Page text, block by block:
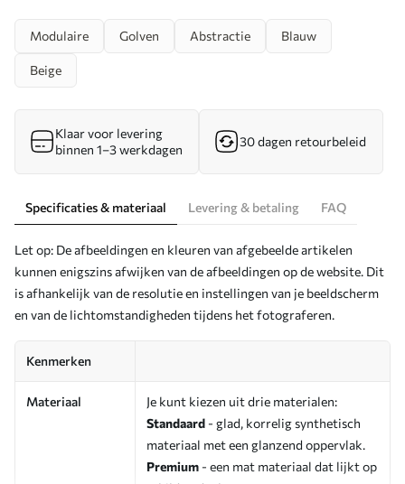
Modulaire Golven Abstractie Blauw
Beige
Klaar voor levering
binnen 1–3 werkdagen
30 dagen retourbeleid
Specificaties & materiaal Levering & betaling FAQ
Let op: De afbeeldingen en kleuren van afgebeelde artikelen
kunnen enigszins afwijken van de afbeeldingen op de website. Dit
is afhankelijk van de resolutie en instellingen van je beeldscherm
en van de lichtomstandigheden tijdens het fotograferen.
Kenmerken
Materiaal
Je kunt kiezen uit drie materialen:
Standaard - glad, korrelig synthetisch
materiaal met een glanzend oppervlak.
Premium - een mat materiaal dat lijkt op